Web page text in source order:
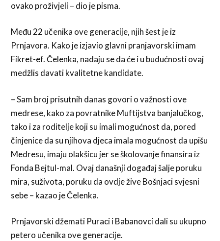
ovako proživjeli – dio je pisma.
Među 22 učenika ove generacije, njih šest je iz
Prnjavora. Kako je izjavio glavni pranjavorski imam
Fikret-ef. Čelenka, nadaju se da će i u budućnosti ovaj
medžlis davati kvalitetne kandidate.
– Sam broj prisutnih danas govori o važnosti ove
medrese, kako za povratnike Muftijstva banjalučkog,
tako i za roditelje koji su imali mogućnost da, pored
činjenice da su njihova djeca imala mogućnost da upišu
Medresu, imaju olakšicu jer se školovanje finansira iz
Fonda Bejtul-mal. Ovaj današnji događaj šalje poruku
mira, suživota, poruku da ovdje žive Bošnjaci svjesni
sebe – kazao je Čelenka.
Prnjavorski džemati Puraci i Babanovci dali su ukupno
petero učenika ove generacije.